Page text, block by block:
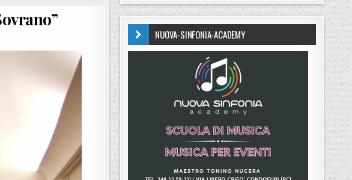
LA MOSTRA FOTOGRAFICA “SILA DONO SOVRANO”NUOVA-SINFONIA-ACADEMY